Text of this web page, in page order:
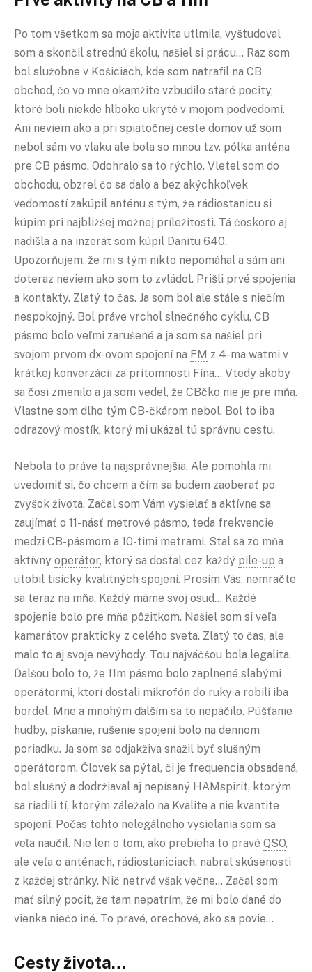
Po tom všetkom sa moja aktivita utlmila, vyštudoval
som a skončil strednú školu, našiel si prácu… Raz som
bol služobne v Košiciach, kde som natrafil na CB
obchod, čo vo mne okamžite vzbudilo staré pocity,
ktoré boli niekde hlboko ukryté v mojom podvedomí.
Ani neviem ako a pri spiatočnej ceste domov už som
nebol sám vo vlaku ale bola so mnou tzv. pólka anténa
pre CB pásmo. Odohralo sa to rýchlo. Vletel som do
obchodu, obzrel čo sa dalo a bez akýchkoľvek
vedomostí zakúpil anténu s tým, že rádiostanicu si
kúpim pri najbližšej možnej príležitosti. Tá čoskoro aj
nadišla a na inzerát som kúpil Danitu 640.
Upozorňujem, že mi s tým nikto nepomáhal a sám ani
doteraz neviem ako som to zvládol. Prišli prvé spojenia
a kontakty. Zlatý to čas. Ja som bol ale stále s niečím
nespokojný. Bol práve vrchol slnečného cyklu, CB
pásmo bolo veľmi zarušené a ja som sa našiel pri
svojom prvom dx-ovom spojení na FM z 4-ma watmi v
krátkej konverzácii za prítomnosti Fína… Vtedy akoby
sa čosi zmenilo a ja som vedel, že CBčko nie je pre mňa.
Vlastne som dlho tým CB-čkárom nebol. Bol to iba
odrazový mostík, ktorý mi ukázal tú správnu cestu.
Nebola to práve ta najsprávnejšia. Ale pomohla mi
uvedomiť si, čo chcem a čím sa budem zaoberať po
zvyšok života. Začal som Vám vysielať a aktívne sa
zaujímať o 11-násť metrové pásmo, teda frekvencie
medzi CB-pásmom a 10-timi metrami. Stal sa zo mňa
aktívny operátor, ktorý sa dostal cez každý pile-up a
utobil tisícky kvalitných spojení. Prosím Vás, nemračte
sa teraz na mňa. Každý máme svoj osud… Každé
spojenie bolo pre mňa pôžitkom. Našiel som si veľa
kamarátov prakticky z celého sveta. Zlatý to čas, ale
malo to aj svoje nevýhody. Tou najväčšou bola legalita.
Ďalšou bolo to, že 11m pásmo bolo zaplnené slabými
operátormi, ktorí dostali mikrofón do ruky a robili iba
bordel. Mne a mnohým ďalším sa to nepáčilo. Púšťanie
hudby, pískanie, rušenie spojení bolo na dennom
poriadku. Ja som sa odjakživa snažil byť slušným
operátorom. Človek sa pýtal, či je frequencia obsadená,
bol slušný a dodržiaval aj nepísaný HAMspirit, ktorým
sa riadili tí, ktorým záležalo na Kvalite a nie kvantite
spojení. Počas tohto nelegálneho vysielania som sa
veľa naučil. Nie len o tom, ako prebieha to pravé QSO,
ale veľa o anténach, rádiostaniciach, nabral skúsenosti
z každej stránky. Nič netrvá však večne… Začal som
mať silný pocit, že tam nepatrím, že mi bolo dané do
vienka niečo iné. To pravé, orechové, ako sa povie…
Cesty života…